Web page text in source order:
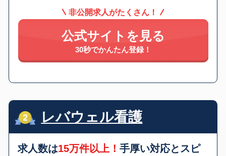
非公開求人がたくさん！
公式サイトを見る
30秒でかんたん登録！
レバウェル看護
求人数は15万件以上！手厚い対応とスピ